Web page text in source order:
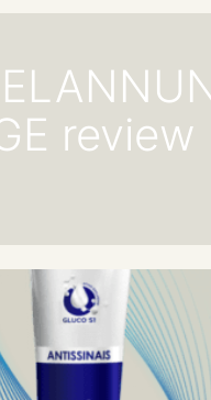
review